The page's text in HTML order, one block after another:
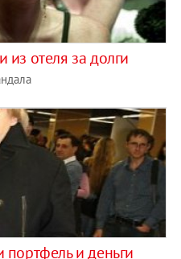
отеля за долги
и деньги